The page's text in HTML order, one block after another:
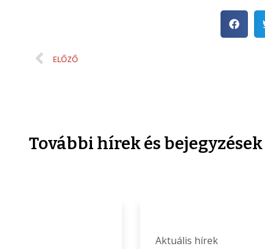
ELŐZŐ
További hírek és bejegyzések
Aktuális hírek